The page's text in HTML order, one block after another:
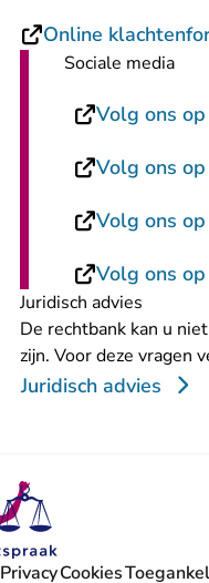
Online
Sociale media
Volg ons
Volg ons
Volg ons
Volg ons
Juridisch advies
De rechtbank kan u
zijn. Voor deze vragen
Juridisch advies
PrivacyCookies